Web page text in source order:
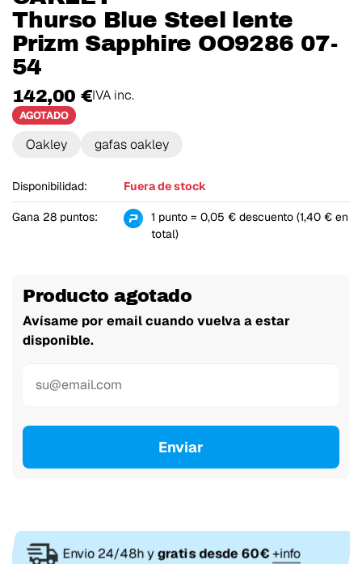
Thurso Blue Steel lente
Prizm Sapphire OO9286 07-
54
142,00 €IVA inc.
AGOTADO
Oakley gafas oakley
Disponibilidad: Fuera de stock
Gana 28 puntos:
1 punto = 0,05 € descuento (1,40 € en
total)
Producto agotado
Avísame por email cuando vuelva a estar
disponible.
Enviar
Envio 24/48h ygratis desde 60€+info